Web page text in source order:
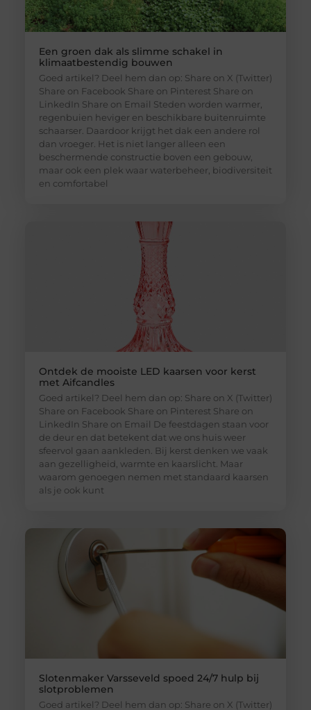
Een groen dak als slimme schakel in
klimaatbestendig bouwen
Goed artikel? Deel hem dan op: Share on X (Twitter)
Share on Facebook Share on Pinterest Share on
LinkedIn Share on Email Steden worden warmer,
regenbuien heviger en beschikbare buitenruimte
schaarser. Daardoor krijgt het dak een andere rol
dan vroeger. Het is niet langer alleen een
beschermende constructie boven een gebouw,
maar ook een plek waar waterbeheer, biodiversiteit
en comfortabel
Ontdek de mooiste LED kaarsen voor kerst
met Aifcandles
Goed artikel? Deel hem dan op: Share on X (Twitter)
Share on Facebook Share on Pinterest Share on
LinkedIn Share on Email De feestdagen staan voor
de deur en dat betekent dat we ons huis weer
sfeervol gaan aankleden. Bij kerst denken we vaak
aan gezelligheid, warmte en kaarslicht. Maar
waarom genoegen nemen met standaard kaarsen
als je ook kunt
Slotenmaker Varsseveld spoed 24/7 hulp bij
slotproblemen
Goed artikel? Deel hem dan op: Share on X (Twitter)